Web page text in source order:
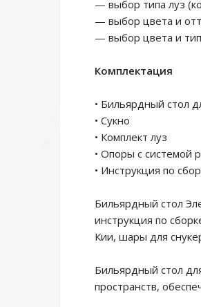
— выбор типа луз
— выбор цвета и
— выбор цвета и
Комплектация
• Бильярдный стол
• Сукно
• Комплект луз
• Опоры с системой
• Инструкция по
Бильярдный стол
инструкция по
Кии, шары для
Бильярдный стол
пространств,